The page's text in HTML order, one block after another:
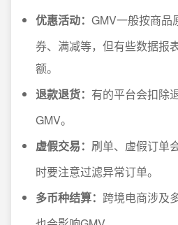
优惠活动： GMV一般按商品
券、满减等，但有些数据报
额。
退款退货： 有的平台会扣除
GMV。
虚假交易： 刷单、虚假订单
时要注意过滤异常订单。
多币种结算： 跨境电商涉及